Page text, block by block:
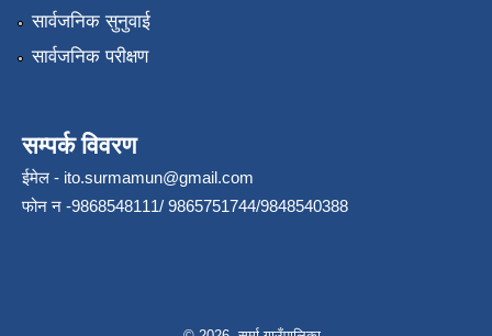
सार्वजनिक सुनुवाई
सार्वजनिक परीक्षण
सम्पर्क विवरण
ईमेल - ito.surmamun@gmail.com
फोन न -9868548111/ 9865751744/9848540388